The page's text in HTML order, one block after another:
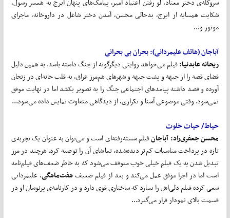
شکایت همسایه از ایرج، بدحالی محسن، آمدن دختر شاغل در داروخانه، ماجرای
موتور و...
آباجان (هاتف علیمردانی):بحرانبی‌بحرانی
ریحانه عابدنیا:فیلم می‌خواهد روایتی دیگرگونه از جنگ داشته باشد. به همین دلیل
فضای قصه را از جبهه و پشت جبهه و شهرهای هم‌مرز عراق، به قلب خانه‌ای در زنجان
آورده و قصد داشته پیامدهای اجتماعی جنگ را به تصویر بکشد اما در نهایت موفق
نمی‌شود. وقتی موضوعی آشنا و تکراری، از دیدگاهی متفاوت نمایش داده می‌شود...
حیاط/ حیات خلوت
محسن جعفریراد: آباجانفیلم شسته‌رفته‌ای است و می‌توان به عنوان یک تجربه‌ی
تازه در پرداخت مناسبات کم‌تر دیده‌شده، تماشای آن را توصیه کرد. هرچند در مرز
تبدیل شدن یه یک فیلم خیلی خوب متوقف می‌شود که به خاطر ضعف‌های فیلم‌نامه
است اما در اجرا موفق عمل می‌کند و بعد از فیلم ضعیفهفتماهگی، علیمردانی
سعی کرده فیلم دلی‌اش را بسازد که ساختاری قوی دارد و در کارنامه‌ی پرنوسان او در
قسمت بالای نمودار قرار می‌گیرد...